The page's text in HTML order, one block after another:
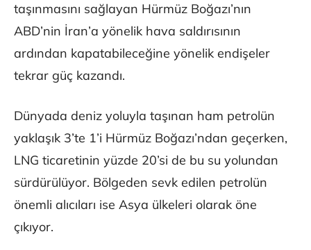
taşınmasını sağlayan Hürmüz Boğazı’nın
ABD’nin İran’a yönelik hava saldırısının
ardından kapatabileceğine yönelik endişeler
tekrar güç kazandı.
Dünyada deniz yoluyla taşınan ham petrolün
yaklaşık 3’te 1’i Hürmüz Boğazı’ndan geçerken,
LNG ticaretinin yüzde 20’si de bu su yolundan
sürdürülüyor. Bölgeden sevk edilen petrolün
önemli alıcıları ise Asya ülkeleri olarak öne
çıkıyor.